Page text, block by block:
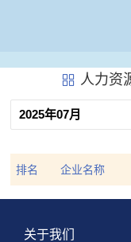
 人力资
排名 企业名称
关于我们